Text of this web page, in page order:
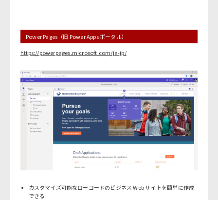
Power Pages（旧 Power Apps ポータル）
https://powerpages.microsoft.com/ja-jp/
カスタマイズ可能なローコードのビジネス Web サイトを簡単に作成
できる